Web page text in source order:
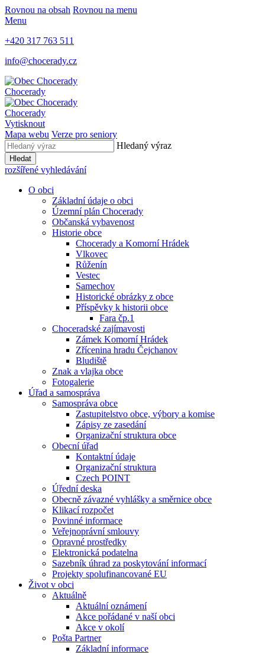
Rovnou na obsah Rovnou na menu
Menu
+420 317 763 511
info@chocerady.cz
Chocerady
Chocerady
Vytisknout
Mapa webu Verze pro seniory
Hledaný výraz
Hledat
rozšířené vyhledávání
O obci
Základní údaje o obci
Územní plán Chocerady
Občanská vybavenost
Historie obce
Chocerady a Komorní Hrádek
Vlkovec
Růženín
Vestec
Samechov
Historické obrázky z obce
Příspěvky k historii obce
Fara čp.1
Choceradské zajímavosti
Zámek Komorní Hrádek
Zřícenina hradu Čejchanov
Bludiště
Znak a vlajka obce
Fotogalerie
Úřad a samospráva
Samospráva obce
Zastupitelstvo obce, výbory a komise
Zápisy ze zasedání
Organizační struktura obce
Obecní úřad
Kontaktní údaje
Organizační struktura
Czech POINT
Úřední deska
Obecně závazné vyhlášky a směrnice obce
Klikací rozpočet
Povinné informace
Veřejnoprávní smlouvy
Opravné prostředky
Elektronická podatelna
Sazebník úhrad za poskytování informací
Projekty spolufinancované EU
Život v obci
Aktuálně
Aktuální oznámení
Akce pořádané v naší obci
Akce v okolí
Pošta Partner
Základní informace